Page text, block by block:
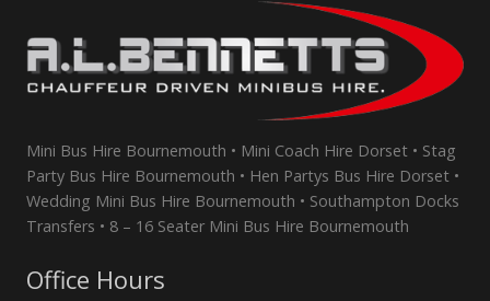
Mini Bus Hire Bournemouth • Mini Coach Hire Dorset • Stag
Party Bus Hire Bournemouth • Hen Partys Bus Hire Dorset •
Wedding Mini Bus Hire Bournemouth • Southampton Docks
Transfers • 8 – 16 Seater Mini Bus Hire Bournemouth
Office Hours